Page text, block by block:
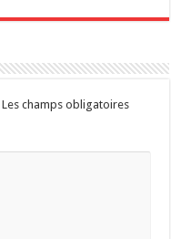
Les champs obligatoires